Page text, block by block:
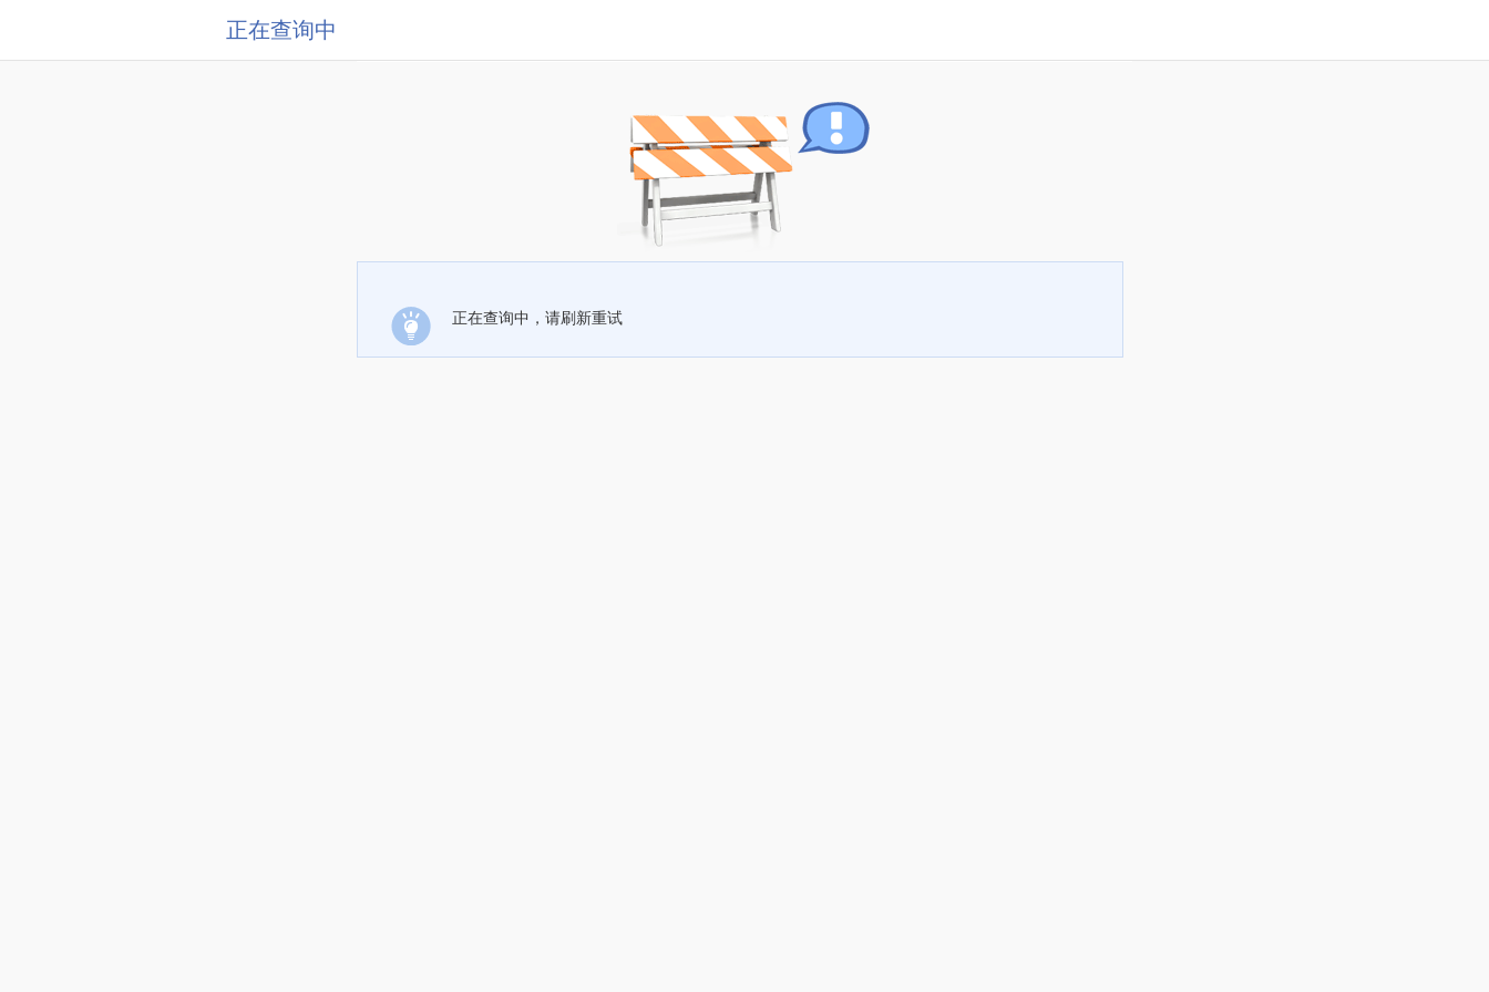
正在查询中
正在查询中，请刷新重试